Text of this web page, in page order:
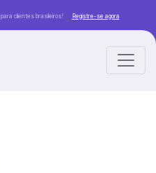
para clientes brasileiros! Registre-se agora